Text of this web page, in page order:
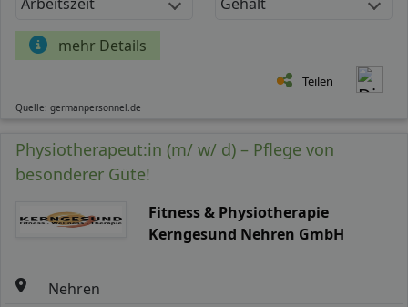
mehr Details
Teilen
Quelle: germanpersonnel.de
Physiotherapeut:in (m/ w/ d) – Pflege von
besonderer Güte!
Fitness & Physiotherapie
Kerngesund Nehren GmbH
Nehren